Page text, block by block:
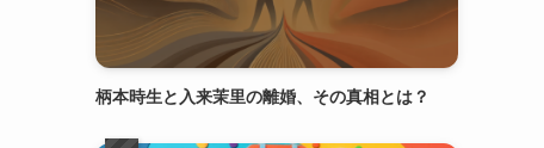
柄本時生と入来茉里の離婚、その真相とは？